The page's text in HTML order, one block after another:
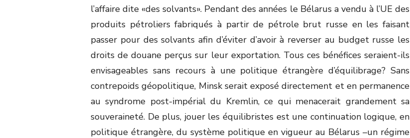
l’affaire dite «des solvants». Pendant des années le Bélarus a vendu à l’UE des
produits pétroliers fabriqués à partir de pétrole brut russe en les faisant
passer pour des solvants afin d’éviter d’avoir à reverser au budget russe les
droits de douane perçus sur leur exportation. Tous ces bénéfices seraient-ils
envisageables sans recours à une politique étrangère d’équilibrage? Sans
contrepoids géopolitique, Minsk serait exposé directement et en permanence
au syndrome post-impérial du Kremlin, ce qui menacerait grandement sa
souveraineté. De plus, jouer les équilibristes est une continuation logique, en
politique étrangère, du système politique en vigueur au Bélarus –un régime